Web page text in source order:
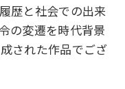
歴と社会での出来
の変遷を時代背景
された作品でござ